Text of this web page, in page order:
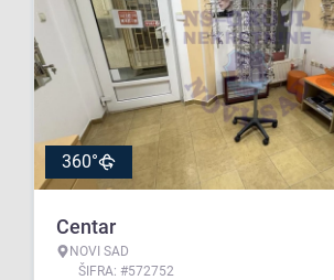
360°
Centar
NOVI SAD
ŠIFRA: #572752